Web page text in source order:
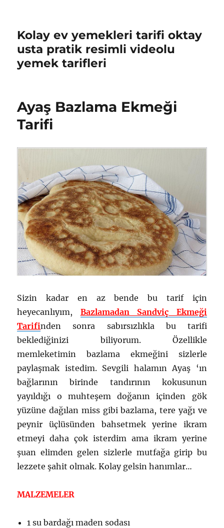
Kolay ev yemekleri tarifi oktay
usta pratik resimli videolu
yemek tarifleri
Ayaş Bazlama Ekmeği
Tarifi
Sizin kadar en az bende bu tarif için
heyecanlıyım, Bazlamadan Sandviç Ekmeği
Tarifinden sonra sabırsızlıkla bu tarifi
beklediğinizi biliyorum. Özellikle
memleketimin bazlama ekmeğini sizlerle
paylaşmak istedim. Sevgili halamın Ayaş ‘ın
bağlarının birinde tandırının kokusunun
yayıldığı o muhteşem doğanın içinden gök
yüzüne dağılan miss gibi bazlama, tere yağı ve
peynir üçlüsünden bahsetmek yerine ikram
etmeyi daha çok isterdim ama ikram yerine
şuan elimden gelen sizlerle mutfağa girip bu
lezzete şahit olmak. Kolay gelsin hanımlar…
MALZEMELER
1 su bardağı maden sodası